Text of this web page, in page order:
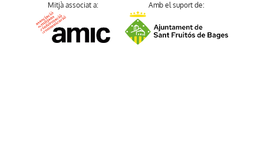
Mitjà associat a: Amb el suport de: